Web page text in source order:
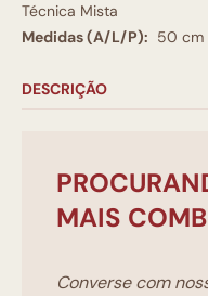
Técnica Mista
Medidas (A/L/P): 50 cm
DESCRIÇÃO
MAIS
Converse com